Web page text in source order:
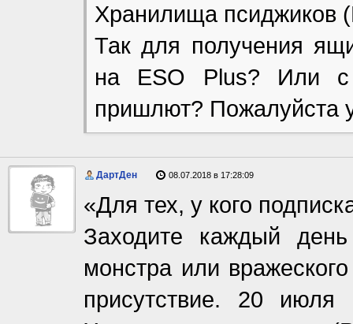
Хранилища псиджиков
Так для получения
на ESO Plus? Или с
пришлют? Пожалуйста
ДартДен 08.07.2018 в 17:28:09
«Для тех, у кого
Заходите каждый
монстра или
присутствие. 20